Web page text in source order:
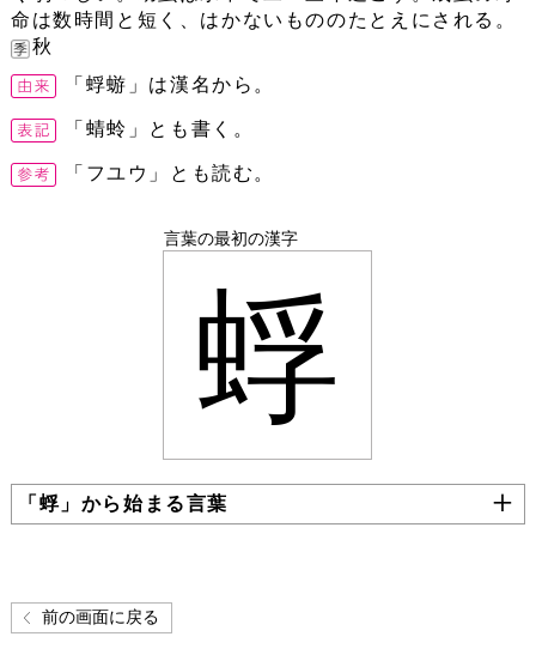
命は数時間と短く、はかないもののたとえにされる。
秋
「蜉蝣」は漢名から。
「蜻蛉」とも書く。
「フユウ」とも読む。
言葉の最初の漢字
蜉
「蜉」から始まる言葉
前の画面に戻る